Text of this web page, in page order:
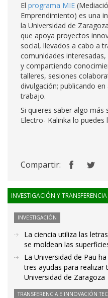
El programa MIE
Emprendimiento) es una
la Universidad de
que apoya proyectos
social, llevados a cabo a
comunidades
y compartiendo
talleres, sesiones
divulgación; publicando
trabajo.
Si quieres saber algo más
Electro- Kalinka lo puedes
Compartir:
INVESTIGACIÓN Y TRANSFERENCIA
INVESTIGACIÓN
La ciencia utiliza las
se moldean las
La Universidad de Pau
tres ayudas para realizar
Universidad de Zaragoza
TRANSFERENCIA E INNOVACIÓN